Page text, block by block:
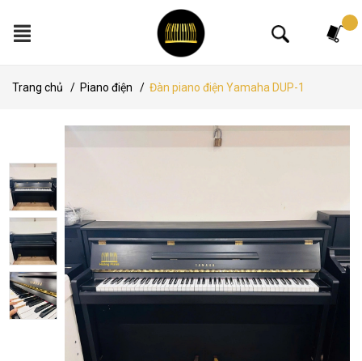
Trang chủ / Piano điện / Đàn piano điện Yamaha DUP-1